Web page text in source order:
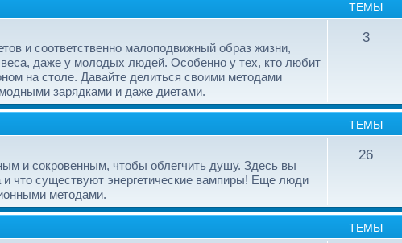
ТЕМЫ
и соответственно малоподвижный образ жизни,
веса, даже у молодых людей. Особенно у тех, кто любит
на столе. Давайте делиться своими методами
зарядками и даже диетами.
3
ТЕМЫ
и сокровенным, чтобы облегчить душу. Здесь вы
и что существуют энергетические вампиры! Еще люди
методами.
26
ТЕМЫ